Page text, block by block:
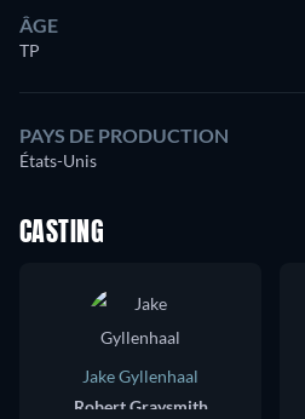
ÂGE
TP
PAYS DE PRODUCTION
États-Unis
CASTING
Jake Gyllenhaal
Robert Graysmith